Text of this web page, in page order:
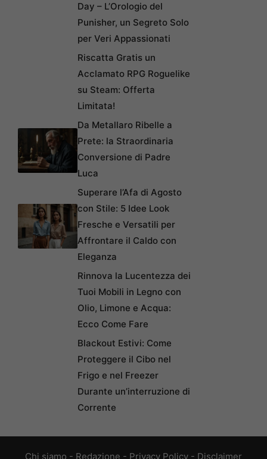
Day – L’Orologio del
Punisher, un Segreto Solo
per Veri Appassionati
Riscatta Gratis un
Acclamato RPG Roguelike
su Steam: Offerta
Limitata!
Da Metallaro Ribelle a
Prete: la Straordinaria
Conversione di Padre
Luca
Superare l’Afa di Agosto
con Stile: 5 Idee Look
Fresche e Versatili per
Affrontare il Caldo con
Eleganza
Rinnova la Lucentezza dei
Tuoi Mobili in Legno con
Olio, Limone e Acqua:
Ecco Come Fare
Blackout Estivi: Come
Proteggere il Cibo nel
Frigo e nel Freezer
Durante un’interruzione di
Corrente
Chi siamo - Redazione - Privacy Policy - Disclaimer